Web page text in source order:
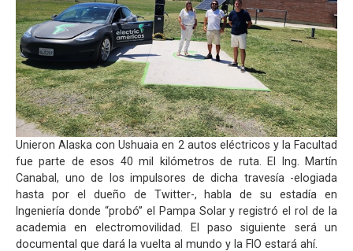
Unieron Alaska con Ushuaia en 2 autos eléctricos y la Facultad
fue parte de esos 40 mil kilómetros de ruta. El Ing. Martín
Canabal, uno de los impulsores de dicha travesía -elogiada
hasta por el dueño de Twitter-, habla de su estadía en
Ingeniería donde “probó” el Pampa Solar y registró el rol de la
academia en electromovilidad. El paso siguiente será un
documental que dará la vuelta al mundo y la FIO estará ahí.